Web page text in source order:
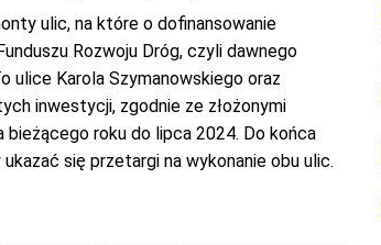
ulic, na które o dofinansowanie
Rozwoju Dróg, czyli dawnego
ulice Karola Szymanowskiego oraz
inwestycji, zgodnie ze złożonymi
bieżącego roku do lipca 2024. Do końca
się przetargi na wykonanie obu ulic.